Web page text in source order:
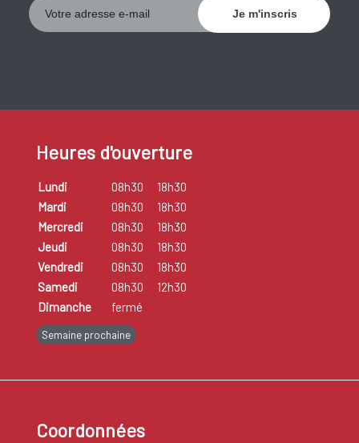
Heures d'ouverture
Lundi 08h30
18h30
Mardi
08h30
18h30
Mercredi
08h30
18h30
Jeudi
08h30
18h30
Vendredi
08h30
18h30
Samedi
08h30
12h30
Dimanche
fermé
Semaine prochaine
Coordonnées